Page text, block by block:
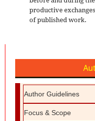
productive
of published work.
Author Guidelines
Focus & Scope